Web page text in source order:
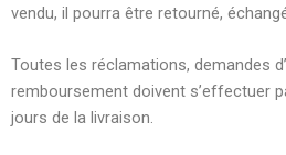
vendu, il pourra être retourné,
Toutes les réclamations, demandes
remboursement doivent s’effectuer
jours de la livraison.